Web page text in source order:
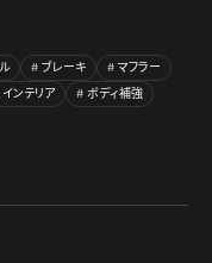
ブレーキ
マフラー
インテリア
ボディ補強